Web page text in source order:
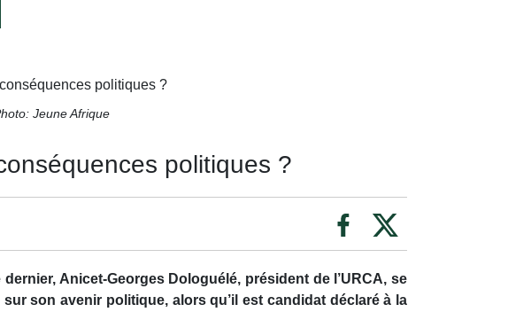
Jeune Afrique
politiques ?
Anicet-Georges Dologuélé, président de l’URCA, se
son avenir politique, alors qu’il est candidat déclaré à la